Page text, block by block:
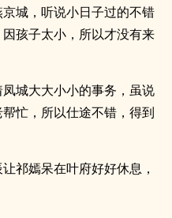
城，听说小日子过的不错
孩子太小，所以才没有来
城大大小小的事务，虽说
忙，所以仕途不错，得到
祁嫣呆在叶府好好休息，